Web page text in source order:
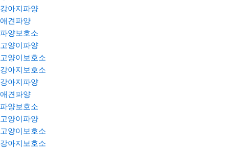
강아지파양
애견파양
파양보호소
고양이파양
고양이보호소
강아지보호소
강아지파양
애견파양
파양보호소
고양이파양
고양이보호소
강아지보호소